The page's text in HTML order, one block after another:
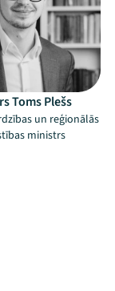
Toms Plešs
un reģionālās
ministrs